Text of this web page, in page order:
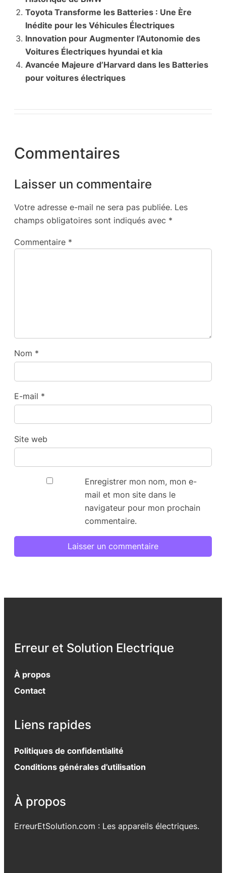
Toyota Transforme les Batteries : Une Ère
Inédite pour les Véhicules Électriques
Innovation pour Augmenter l’Autonomie des
Voitures Électriques hyundai et kia
Avancée Majeure d’Harvard dans les Batteries
pour voitures électriques
Commentaires
Laisser un commentaire
Votre adresse e-mail ne sera pas publiée. Les
champs obligatoires sont indiqués avec *
Commentaire *
Nom *
E-mail *
Site web
Enregistrer mon nom, mon e-
mail et mon site dans le
navigateur pour mon prochain
commentaire.
Erreur et Solution Electrique
À propos
Contact
Liens rapides
Politiques de confidentialité
Conditions générales d’utilisation
À propos
ErreurEtSolution.com : Les appareils électriques.